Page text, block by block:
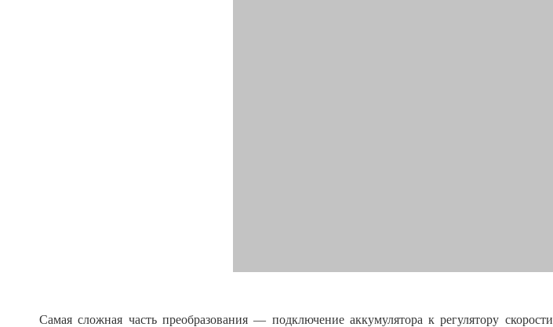
Самая сложная часть преобразования — подключение аккумулятора к регулятору